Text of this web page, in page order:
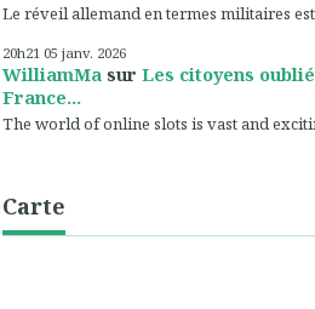
Le réveil allemand en termes militaires
20h21 05 janv. 2026
WilliamMa sur Les citoyens
France...
The world of online slots is vast and
Carte